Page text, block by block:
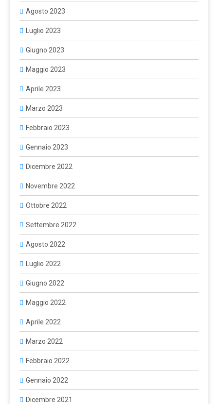
Agosto 2023
Luglio 2023
Giugno 2023
Maggio 2023
Aprile 2023
Marzo 2023
Febbraio 2023
Gennaio 2023
Dicembre 2022
Novembre 2022
Ottobre 2022
Settembre 2022
Agosto 2022
Luglio 2022
Giugno 2022
Maggio 2022
Aprile 2022
Marzo 2022
Febbraio 2022
Gennaio 2022
Dicembre 2021